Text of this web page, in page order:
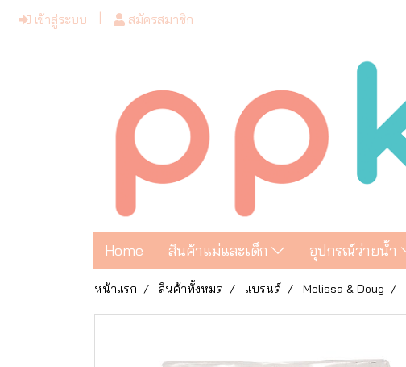
เข้าสู่ระบบ สมัครสมาชิก
Home สินค้าแม่และเด็ก อุปกรณ์ว่ายน้ำ
หน้าแรก สินค้าทั้งหมด แบรนด์ Melissa & Doug